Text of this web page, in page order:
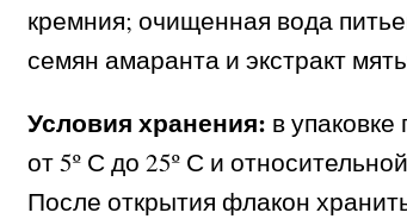
кремния; очищенная вода
семян амаранта и экстракт
Условия хранения: в
от 5º С до 25º С и
После открытия флакон